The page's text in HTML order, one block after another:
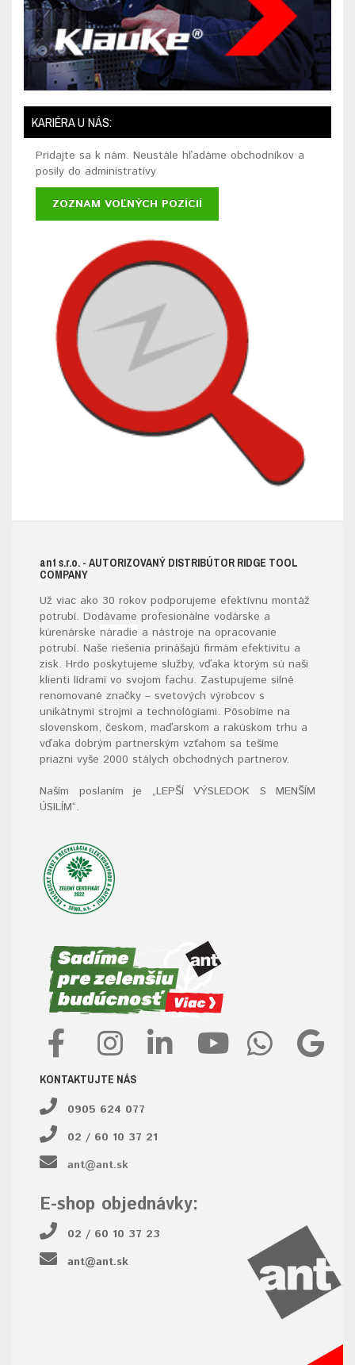
KARIÉRA U NÁS:
Pridajte sa k nám. Neustále hľadáme obchodníkov a
posily do administratívy
ZOZNAM VOĽNÝCH POZÍCIÍ
ant s.r.o. - AUTORIZOVANÝ DISTRIBÚTOR RIDGE TOOL
COMPANY
Už viac ako 30 rokov podporujeme efektívnu montáž
potrubí. Dodávame profesionálne vodárske a
kúrenárske náradie a nástroje na opracovanie
potrubí. Naše riešenia prinášajú firmám efektivitu a
zisk. Hrdo poskytujeme služby, vďaka ktorým sú naši
klienti lídrami vo svojom fachu. Zastupujeme silné
renomované značky – svetových výrobcov s
unikátnymi strojmi a technológiami. Pôsobíme na
slovenskom, českom, maďarskom a rakúskom trhu a
vďaka dobrým partnerským vzťahom sa tešíme
priazni vyše 2000 stálych obchodných partnerov.
Naším poslaním je „LEPŠÍ VÝSLEDOK S MENŠÍM
ÚSILÍM“.
KONTAKTUJTE NÁS
0905 624 077
02 / 60 10 37 21
ant@ant.sk
E-shop objednávky:
02 / 60 10 37 23
ant@ant.sk